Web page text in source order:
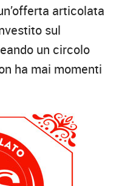
articolata
sul
un circolo
ha mai momenti